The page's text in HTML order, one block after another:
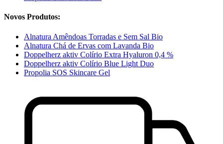
Novos Produtos:
Alnatura Amêndoas Torradas e Sem Sal Bio
Alnatura Chá de Ervas com Lavanda Bio
Doppelherz aktiv Colírio Extra Hyaluron 0,4 %
Doppelherz aktiv Colírio Blue Light Duo
Propolia SOS Skincare Gel